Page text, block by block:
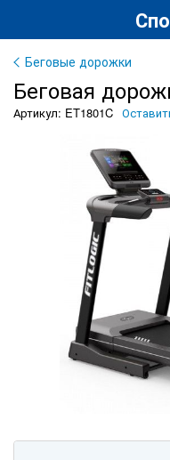
Беговые дорожки
Беговая
Артикул: ET1801C